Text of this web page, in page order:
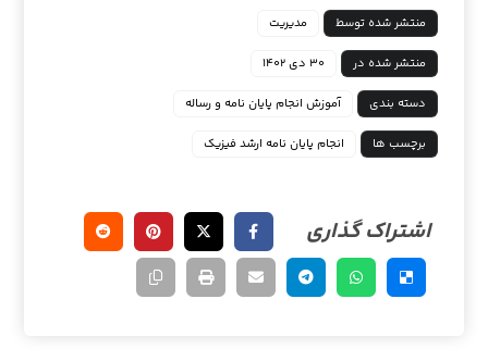
منتشر شده توسط مدیریت
منتشر شده در ۳۰ دی ۱۴۰۲
دسته بندی آموزش انجام پایان نامه و رساله
برچسب ها انجام پایان نامه ارشد فیزیک